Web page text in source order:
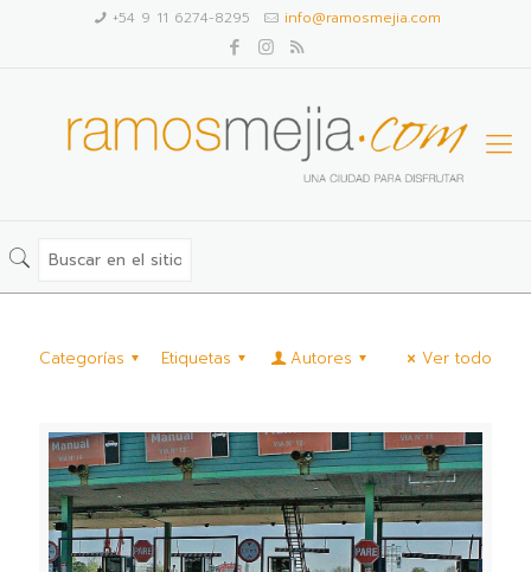
+54 9 11 6274-8295 info@ramosmejia.com
Categorías Etiquetas Autores Ver todo